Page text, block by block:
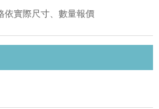
依實際尺寸、數量報價